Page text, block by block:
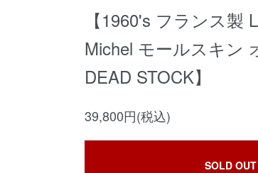
【1960's フランス製
Michel モールスキン
DEAD STOCK】
39,800円(税込)
SOLD OUT